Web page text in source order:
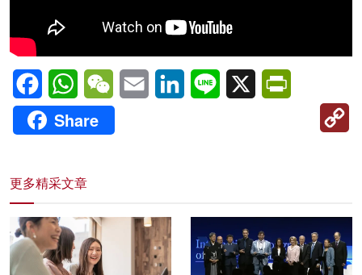
FacebookWhatsAppWeChatEmail LinkedInLine X
Share
更多精采文章